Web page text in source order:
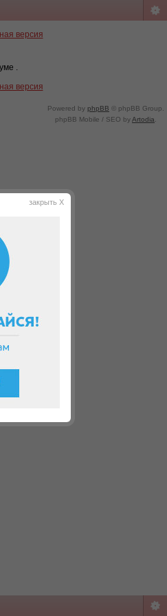
версия
.
версия
Powered by phpBB © phpBB Group.
phpBB Mobile / SEO byArtodia
закрыть X